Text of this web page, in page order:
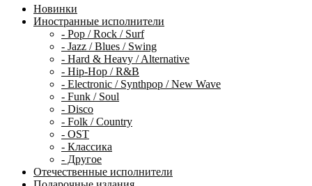
Новинки
Иностранные исполнители
- Pop / Rock / Surf
- Jazz / Blues / Swing
- Hard & Heavy / Alternative
- Hip-Hop / R&B
- Electronic / Synthpop / New Wave
- Funk / Soul
- Disco
- Folk / Country
- OST
- Классика
- Другое
Отечественные исполнители